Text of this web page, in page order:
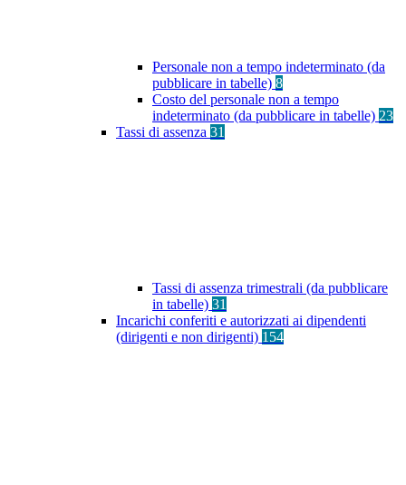
Personale non a tempo indeterminato (da
pubblicare in tabelle) 8
Costo del personale non a tempo
indeterminato (da pubblicare in tabelle) 23
Tassi di assenza 31
Tassi di assenza trimestrali (da pubblicare
in tabelle) 31
Incarichi conferiti e autorizzati ai dipendenti
(dirigenti e non dirigenti) 154